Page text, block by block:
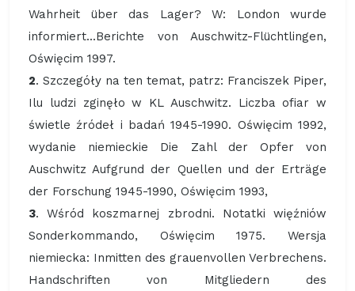
Wahrheit über das Lager? W: London wurde
informiert...Berichte von Auschwitz-Flüchtlingen,
Oświęcim 1997.
2. Szczegóły na ten temat, patrz: Franciszek Piper,
Ilu ludzi zginęło w KL Auschwitz. Liczba ofiar w
świetle źródeł i badań 1945-1990. Oświęcim 1992,
wydanie niemieckie Die Zahl der Opfer von
Auschwitz Aufgrund der Quellen und der Erträge
der Forschung 1945-1990, Oświęcim 1993,
3. Wśród koszmarnej zbrodni. Notatki więźniów
Sonderkommando, Oświęcim 1975. Wersja
niemiecka: Inmitten des grauenvollen Verbrechens.
Handschriften von Mitgliedern des